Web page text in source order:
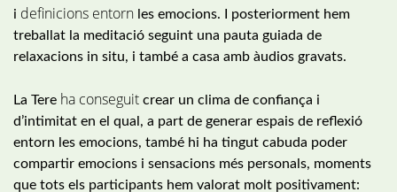
i definicions entorn les emocions. I posteriorment hem
treballat la meditació seguint una pauta guiada de
relaxacions in situ, i també a casa amb àudios gravats.
La Tere ha conseguit crear un clima de confiança i
d’intimitat en el qual, a part de generar espais de reflexió
entorn les emocions, també hi ha tingut cabuda poder
compartir emocions i sensacions més personals, moments
que tots els participants hem valorat molt positivament: